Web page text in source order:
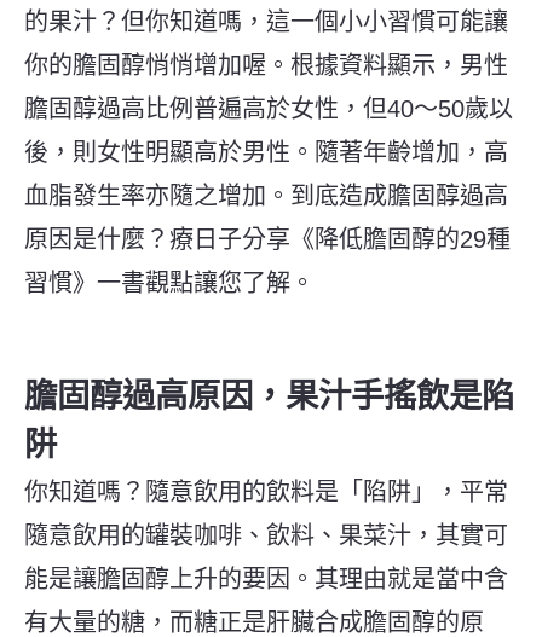
的果汁？但你知道嗎，這一個小小習慣可能讓
你的膽固醇悄悄增加喔。根據資料顯示，男性
膽固醇過高比例普遍高於女性，但40～50歲以
後，則女性明顯高於男性。隨著年齡增加，高
血脂發生率亦隨之增加。到底造成膽固醇過高
原因是什麼？療日子分享《降低膽固醇的29種
習慣》一書觀點讓您了解。
膽固醇過高原因，果汁手搖飲是陷
阱
你知道嗎？隨意飲用的飲料是「陷阱」，平常
隨意飲用的罐裝咖啡、飲料、果菜汁，其實可
能是讓膽固醇上升的要因。其理由就是當中含
有大量的糖，而糖正是肝臟合成膽固醇的原